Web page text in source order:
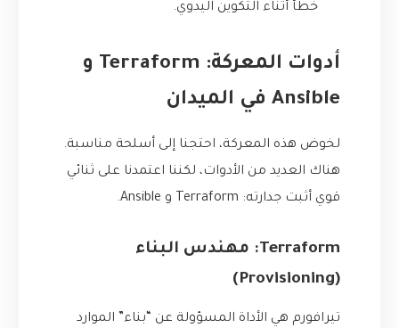
خطأ أثناء التكوين اليدوي.
أدوات المعركة: Terraform و
Ansible في الميدان
لخوض هذه المعركة، احتجنا إلى أسلحة مناسبة.
هناك العديد من الأدوات، لكننا اعتمدنا على ثنائي
قوي أثبت جدارته: Terraform و Ansible.
Terraform: مهندس البناء
(Provisioning)
تيرافورم هي الأداة المسؤولة عن “بناء” الموارد